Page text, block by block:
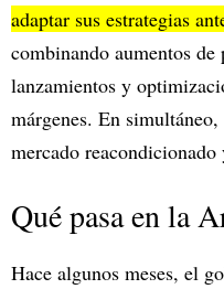
adaptar sus estrategias
combinando aumentos
lanzamientos y
márgenes. En
mercado reacondicionado
Qué pasa en la
Hace algunos meses, el